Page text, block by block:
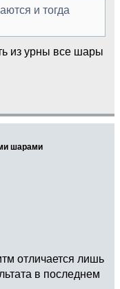
и тогда
из урны все шары
шарами
отличается лишь
в последнем